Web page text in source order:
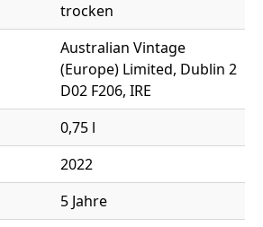
trocken
Australian Vintage
(Europe) Limited, Dublin 2
D02 F206, IRE
0,75 l
2022
5 Jahre